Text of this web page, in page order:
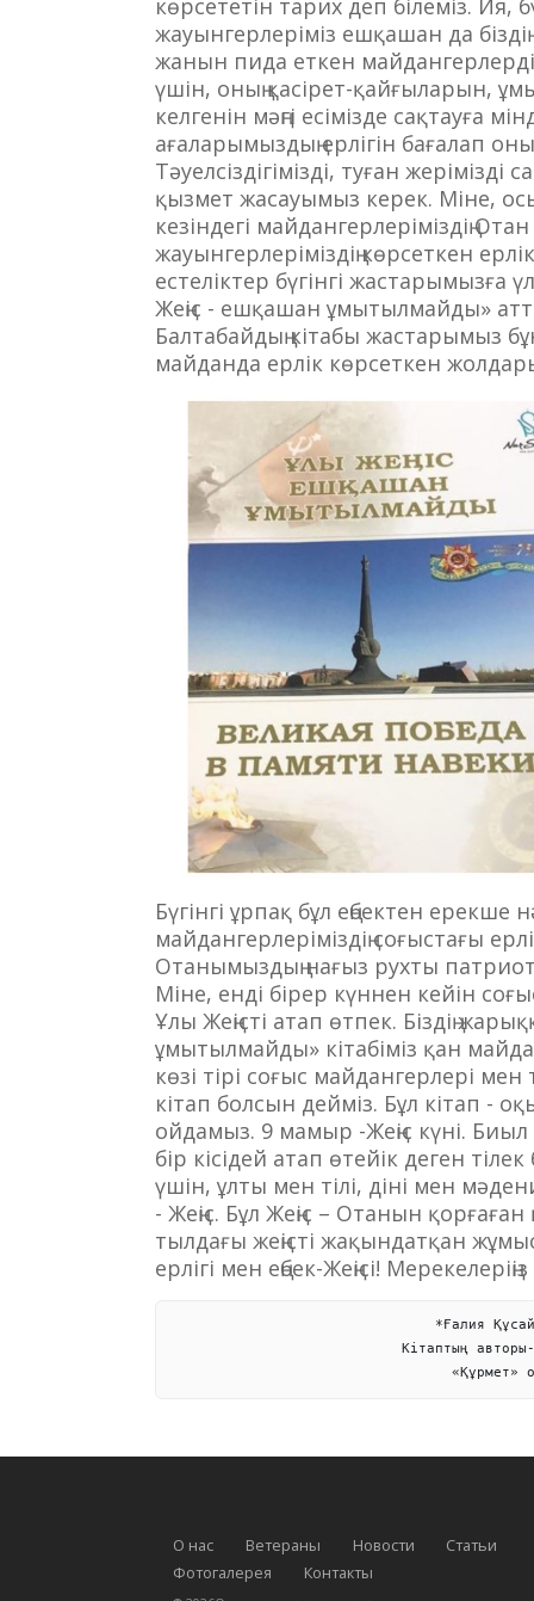
көрсететін тарих деп білеміз. Ия,
жауынгерлеріміз ешқашан да біздің
жанын пида еткен
үшін, оның қасірет-қайғыларын,
келгенін мәңгі есімізде сақтауға
ағаларымыздың ерлігін бағалап
Тәуелсіздігімізді, туған
қызмет жасауымыз керек. Міне,
кезіндегі майдангерлеріміздің
жауынгерлеріміздің көрсеткен
естеліктер бүгінгі жастарымызға
Жеңіс - ешқашан ұмытылмайды»
Балтабайдың кітабы жастарымыз
майданда ерлік көрсеткен
Бүгінгі ұрпақ бұл еңбектен
майдангерлеріміздің соғыстағы
Отанымыздың нағыз рухты
Міне, енді бірер күннен кейін
Ұлы Жеңісті атап өтпек. Біздің
ұмытылмайды» кітабіміз қан
көзі тірі соғыс майдангерлері
кітап болсын дейміз. Бұл кітап -
ойдамыз. 9 мамыр -Жеңіс күні. Биыл
бір кісідей атап өтейік деген
үшін, ұлты мен тілі, діні мен
- Жеңіс. Бұл Жеңіс – Отанын
тылдағы жеңісті жақындатқан
ерлігі мен еңбек-Жеңісі!
*Ғалия
Кітаптың
«Құрмет»
О нас Ветераны Новости
Статьи
Фотогалерея
Контакты